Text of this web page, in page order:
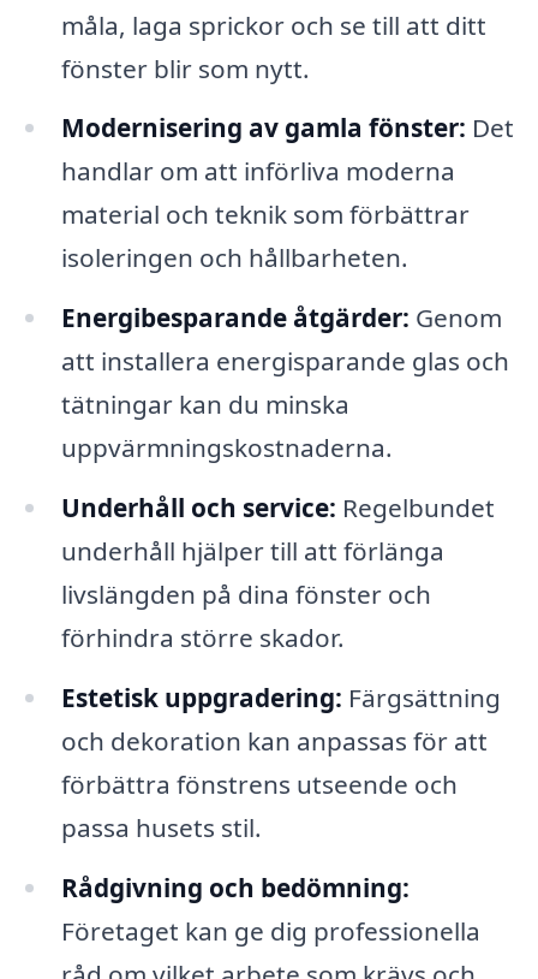
måla, laga sprickor och se till att ditt
fönster blir som nytt.
Modernisering av gamla fönster: Det
handlar om att införliva moderna
material och teknik som förbättrar
isoleringen och hållbarheten.
Energibesparande åtgärder: Genom
att installera energisparande glas och
tätningar kan du minska
uppvärmningskostnaderna.
Underhåll och service: Regelbundet
underhåll hjälper till att förlänga
livslängden på dina fönster och
förhindra större skador.
Estetisk uppgradering: Färgsättning
och dekoration kan anpassas för att
förbättra fönstrens utseende och
passa husets stil.
Rådgivning och bedömning:
Företaget kan ge dig professionella